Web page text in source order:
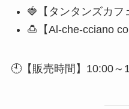
🍓【タンタンズカフ
🍮【Al-che-cciano
🕙【販売時間】10:00～